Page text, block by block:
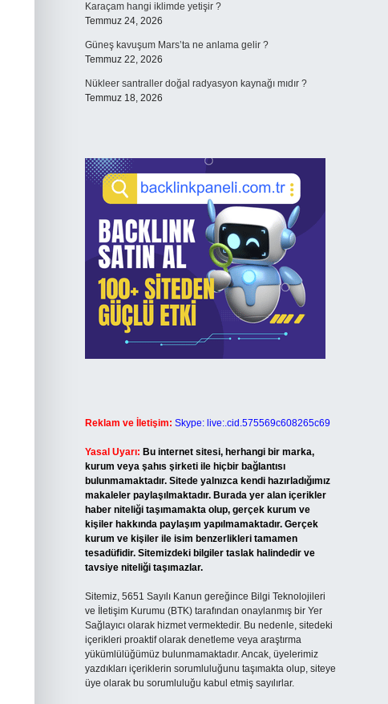
Karaçam hangi iklimde yetişir ?
Temmuz 24, 2026
Güneş kavuşum Mars’ta ne anlama gelir ?
Temmuz 22, 2026
Nükleer santraller doğal radyasyon kaynağı mıdır ?
Temmuz 18, 2026
Reklam ve İletişim: Skype: live:.cid.575569c608265c69
Yasal Uyarı: Bu internet sitesi, herhangi bir marka,
kurum veya şahıs şirketi ile hiçbir bağlantısı
bulunmamaktadır. Sitede yalnızca kendi hazırladığımız
makaleler paylaşılmaktadır. Burada yer alan içerikler
haber niteliği taşımamakta olup, gerçek kurum ve
kişiler hakkında paylaşım yapılmamaktadır. Gerçek
kurum ve kişiler ile isim benzerlikleri tamamen
tesadüfidir. Sitemizdeki bilgiler taslak halindedir ve
tavsiye niteliği taşımazlar.
Sitemiz, 5651 Sayılı Kanun gereğince Bilgi Teknolojileri
ve İletişim Kurumu (BTK) tarafından onaylanmış bir Yer
Sağlayıcı olarak hizmet vermektedir. Bu nedenle, sitedeki
içerikleri proaktif olarak denetleme veya araştırma
yükümlülüğümüz bulunmamaktadır. Ancak, üyelerimiz
yazdıkları içeriklerin sorumluluğunu taşımakta olup, siteye
üye olarak bu sorumluluğu kabul etmiş sayılırlar.